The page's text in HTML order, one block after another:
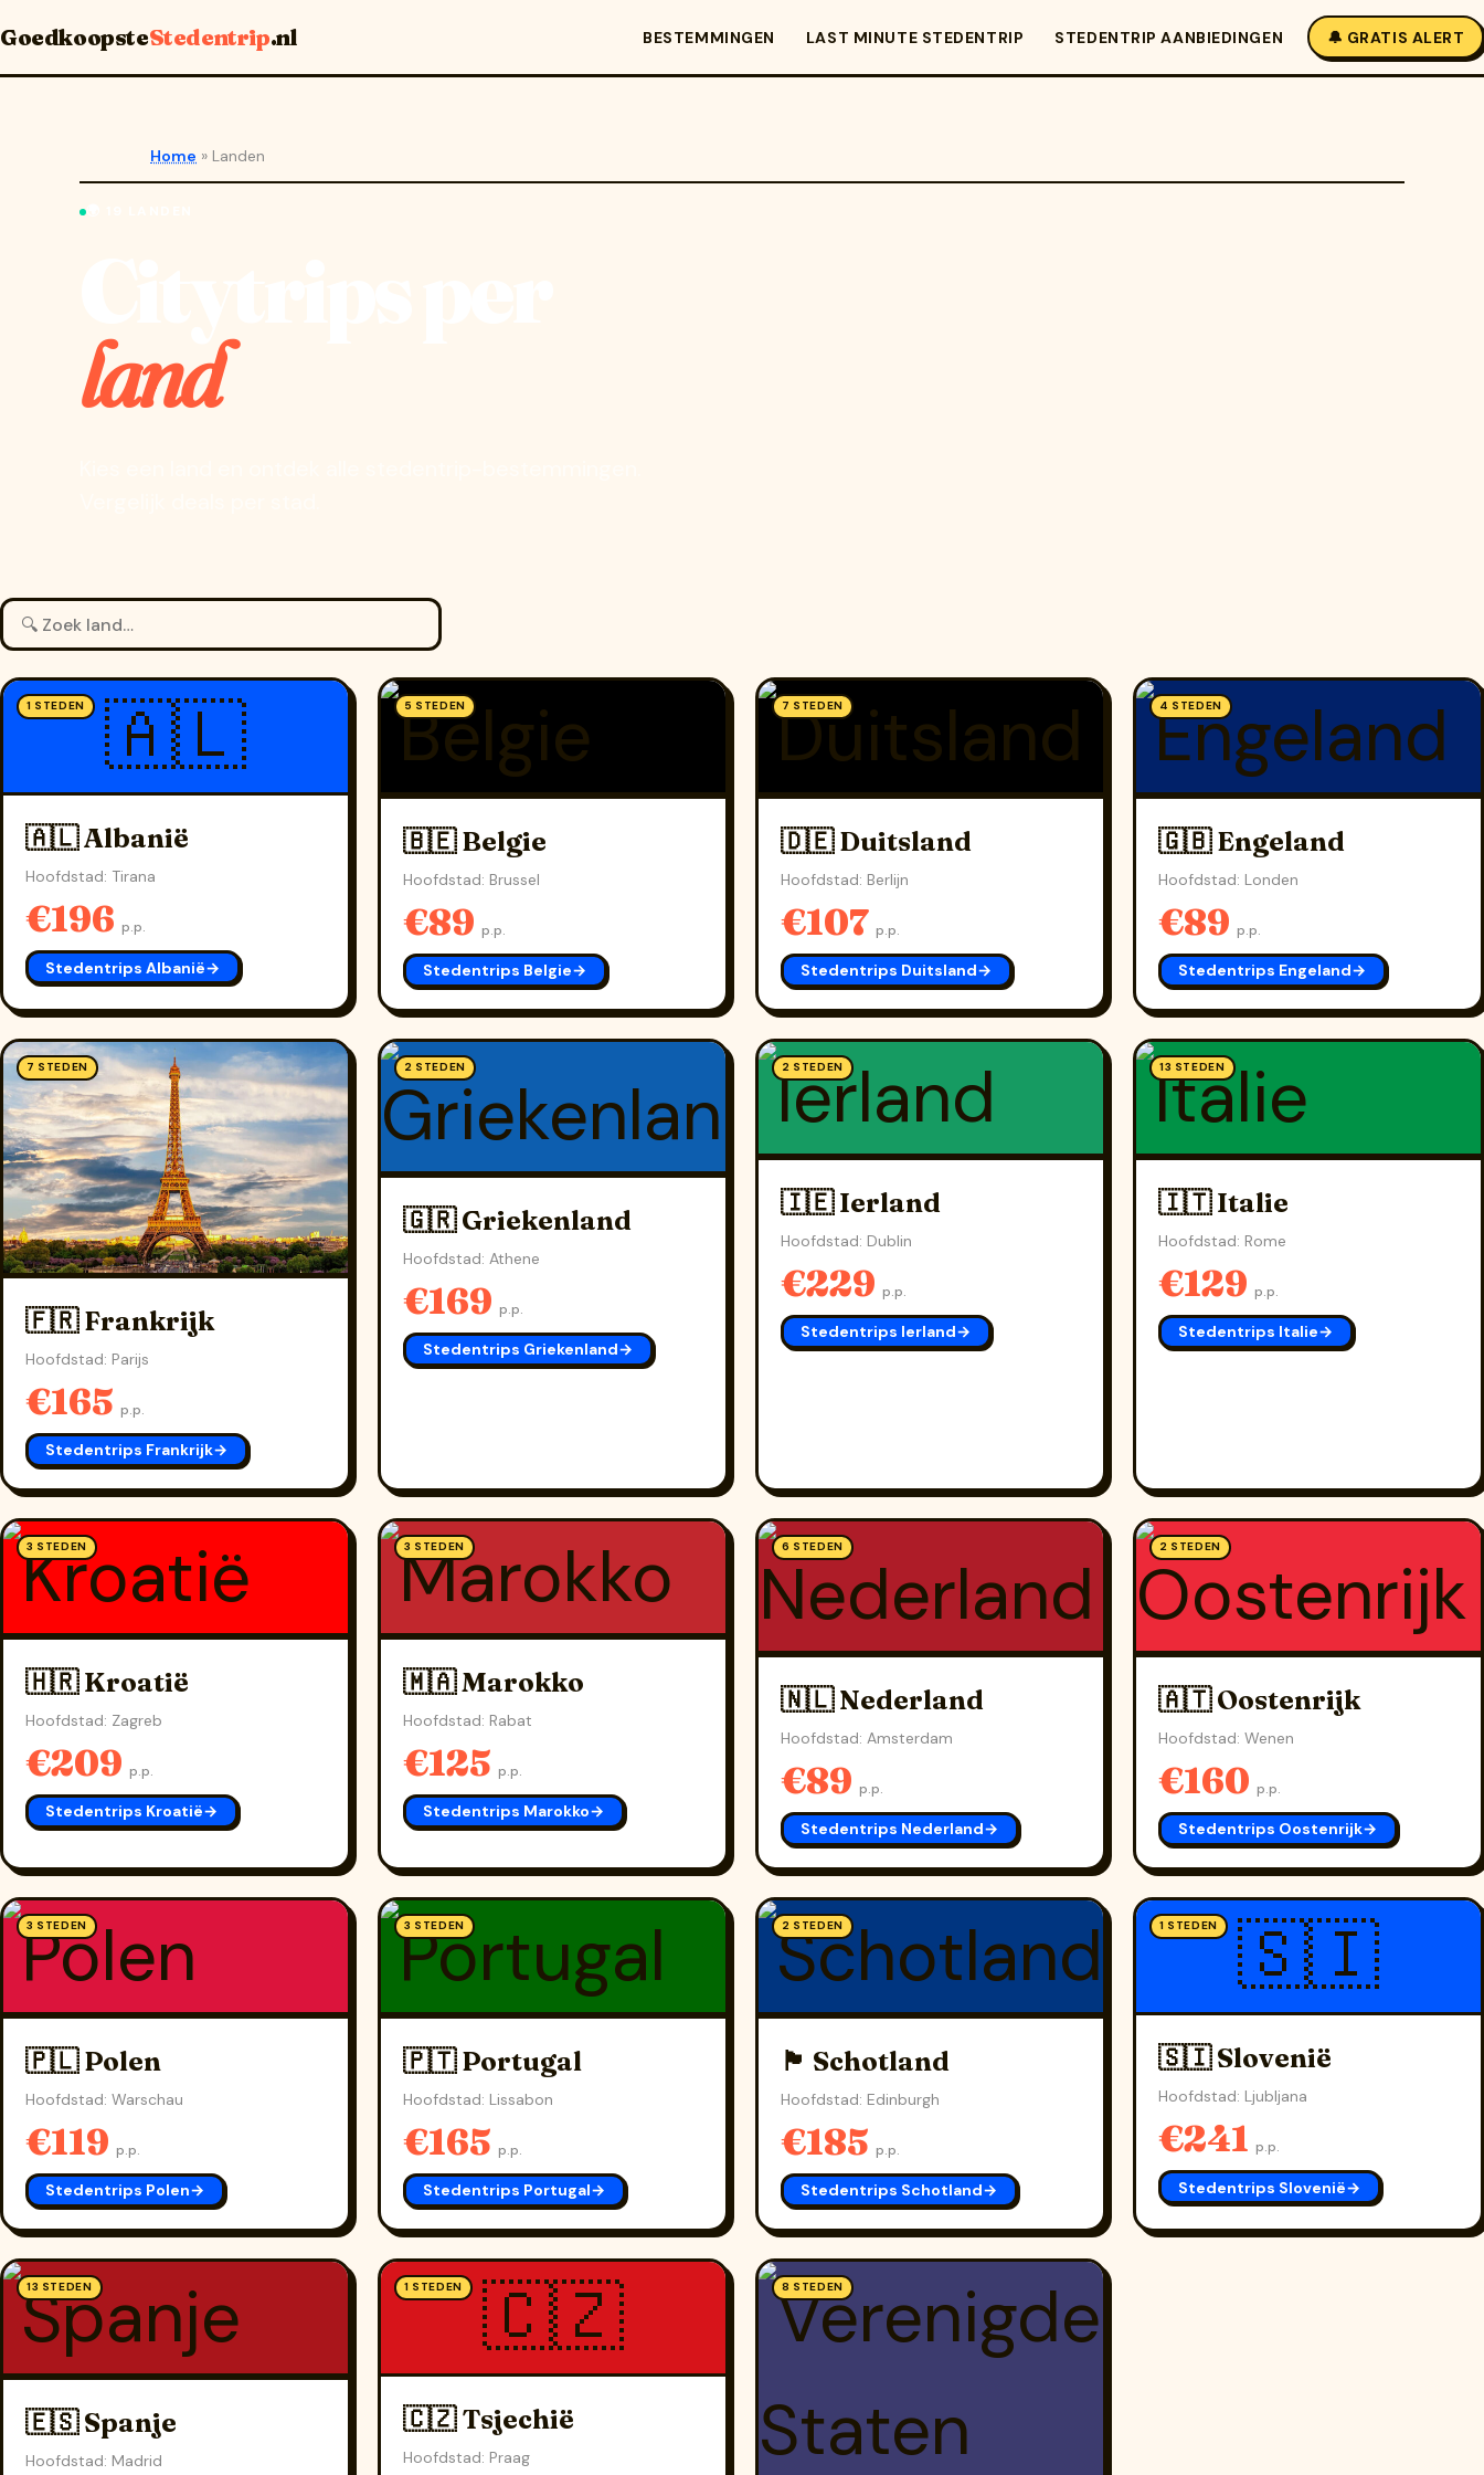
GoedkoopsteStedentrip.nl BESTEMMINGEN LAST MINUTE STEDENTRIP STEDENTRIP AANBIEDINGEN 🔔 GRATIS ALERT
Home » Landen
land
🇦🇱
1 STEDEN
🇦🇱 Albanië
Hoofdstad: Tirana
€196 p.p.
Stedentrips Albanië→
5 STEDEN
🇧🇪 Belgie
Hoofdstad: Brussel
€89 p.p.
Stedentrips Belgie→
7 STEDEN
🇩🇪 Duitsland
Hoofdstad: Berlijn
€107 p.p.
Stedentrips Duitsland→
4 STEDEN
🇬🇧 Engeland
Hoofdstad: Londen
€89 p.p.
Stedentrips Engeland→
7 STEDEN
🇫🇷 Frankrijk
Hoofdstad: Parijs
€165 p.p.
Stedentrips Frankrijk→
2 STEDEN
🇬🇷 Griekenland
Hoofdstad: Athene
€169 p.p.
Stedentrips Griekenland→
2 STEDEN
🇮🇪 Ierland
Hoofdstad: Dublin
€229 p.p.
Stedentrips Ierland→
13 STEDEN
🇮🇹 Italie
Hoofdstad: Rome
€129 p.p.
Stedentrips Italie→
3 STEDEN
🇭🇷 Kroatië
Hoofdstad: Zagreb
€209 p.p.
Stedentrips Kroatië→
3 STEDEN
🇲🇦 Marokko
Hoofdstad: Rabat
€125 p.p.
Stedentrips Marokko→
6 STEDEN
🇳🇱 Nederland
Hoofdstad: Amsterdam
€89 p.p.
Stedentrips Nederland→
2 STEDEN
🇦🇹 Oostenrijk
Hoofdstad: Wenen
€160 p.p.
Stedentrips Oostenrijk→
3 STEDEN
🇵🇱 Polen
Hoofdstad: Warschau
€119 p.p.
Stedentrips Polen→
3 STEDEN
🇵🇹 Portugal
Hoofdstad: Lissabon
€165 p.p.
Stedentrips Portugal→
2 STEDEN
🏴󠁧󠁢󠁳󠁣󠁴󠁿 Schotland
Hoofdstad: Edinburgh
€185 p.p.
Stedentrips Schotland→
🇸🇮
1 STEDEN
🇸🇮 Slovenië
Hoofdstad: Ljubljana
€241 p.p.
Stedentrips Slovenië→
13 STEDEN
🇪🇸 Spanje
Hoofdstad: Madrid
🇨🇿
1 STEDEN
🇨🇿 Tsjechië
Hoofdstad: Praag
8 STEDEN